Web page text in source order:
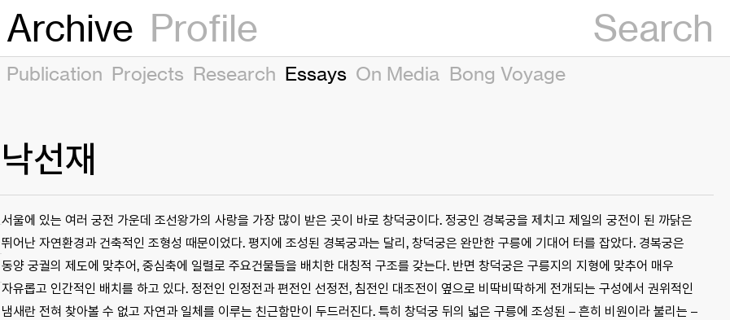
Archive
Publication Projects Research Essays On Media Bong Voyage
Profile Search
낙선재
서울에 있는 여러 궁전 가운데 조선왕가의 사랑을 가장 많이 받은 곳이 바로 창덕궁이다. 정궁인 경복궁을 제치고 제일의 궁전이 된 까닭은
뛰어난 자연환경과 건축적인 조형성 때문이었다. 평지에 조성된 경복궁과는 달리, 창덕궁은 완만한 구릉에 기대어 터를 잡았다. 경복궁은
동양 궁궐의 제도에 맞추어, 중심축에 일렬로 주요건물들을 배치한 대칭적 구조를 갖는다. 반면 창덕궁은 구릉지의 지형에 맞추어 매우
자유롭고 인간적인 배치를 하고 있다. 정전인 인정전과 편전인 선정전, 침전인 대조전이 옆으로 비딱비딱하게 전개되는 구성에서 권위적인
냄새란 전혀 찾아볼 수 없고 자연과 일체를 이루는 친근함만이 두드러진다. 특히 창덕궁 뒤의 넓은 구릉에 조성된 – 흔히 비원이라 불리는 –